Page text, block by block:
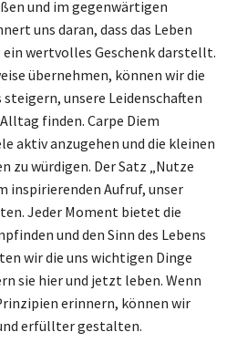
und im gegenwärtigen
uns daran, dass das Leben
wertvolles Geschenk darstellt.
übernehmen, können wir die
unsere Leidenschaften
finden. Carpe Diem
aktiv anzugehen und die kleinen
zu würdigen. Der Satz „Nutze
inspirierenden Aufruf, unser
Jeder Moment bietet die
und den Sinn des Lebens
wir die uns wichtigen Dinge
sie hier und jetzt leben. Wenn
erinnern, können wir
erfüllter gestalten.